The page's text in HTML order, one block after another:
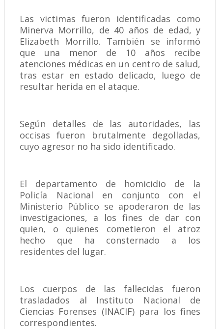
Las victimas fueron identificadas como
Minerva Morrillo, de 40 años de edad, y
Elizabeth Morrillo. También se informó
que una menor de 10 años recibe
atenciones médicas en un centro de salud,
tras estar en estado delicado, luego de
resultar herida en el ataque.
Según detalles de las autoridades, las
occisas fueron brutalmente degolladas,
cuyo agresor no ha sido identificado.
El departamento de homicidio de la
Policía Nacional en conjunto con el
Ministerio Público se apoderaron de las
investigaciones, a los fines de dar con
quien, o quienes cometieron el atroz
hecho que ha consternado a los
residentes del lugar.
Los cuerpos de las fallecidas fueron
trasladados al Instituto Nacional de
Ciencias Forenses (INACIF) para los fines
correspondientes.